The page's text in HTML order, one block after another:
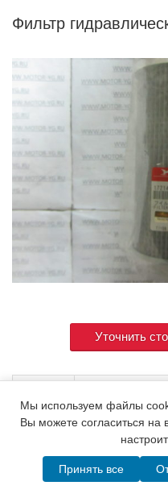
Фильтр
Уточнить
© 2015. Все права
Написать в MAX Telegram
Мы используем файлы
Вы можете согласиться на
Принять все